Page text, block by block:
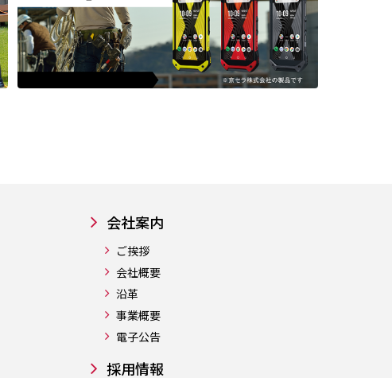
会社案内
ご挨拶
会社概要
沿革
事業概要
電子公告
採用情報